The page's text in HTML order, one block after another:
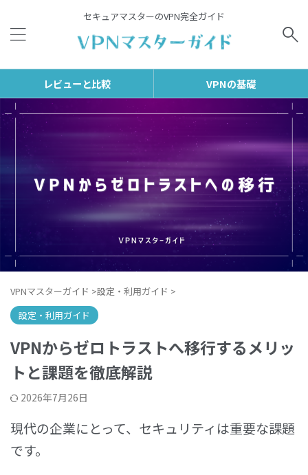
セキュアマスターのVPN完全ガイド
レビューと比較 VPNの基礎
VPNマスターガイド >設定・利用ガイド >
設定・利用ガイド
VPNからゼロトラストへ移行するメリッ
トと課題を徹底解説
2026年7月26日
現代の企業にとって、セキュリティは重要な課題
です。